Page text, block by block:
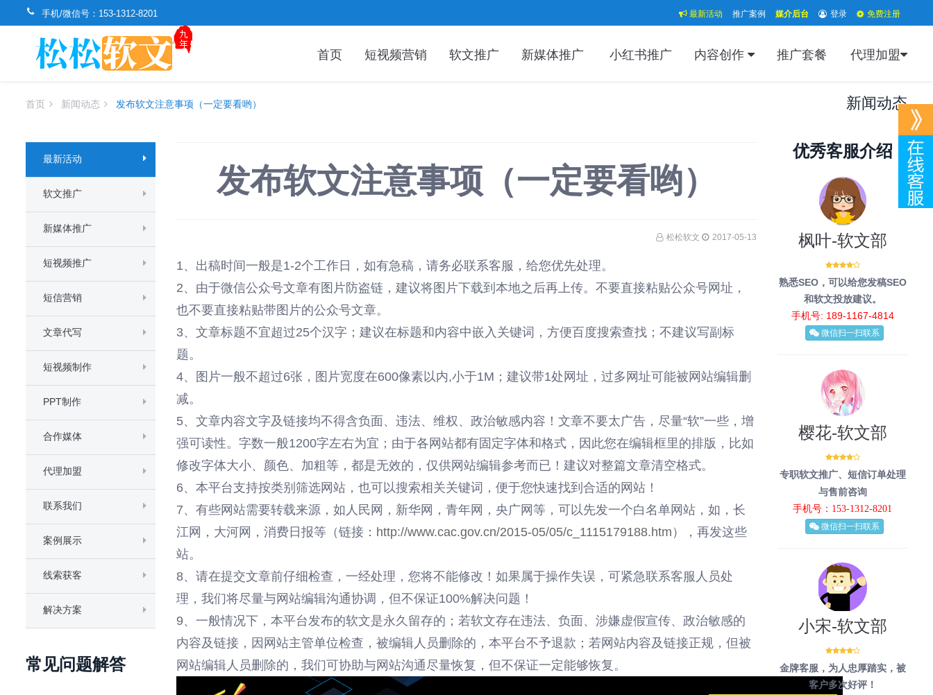
手机/微信号： 153-1312-8201 最新活动 推广案例 媒介后台 登录 免费注册
首页 短视频营销 软文推广 新媒体推广 小红书推广 内容创作 推广套餐 代理加盟
首页 新闻动态 发布软文注意事项（一定要看哟） 新闻动态
最新活动
软文推广
新媒体推广
短视频推广
短信营销
文章代写
短视频制作
PPT制作
合作媒体
代理加盟
联系我们
案例展示
线索获客
解决方案
常见问题解答
发布软文注意事项（一定要看哟）
松松软文 2017-05-13
1、出稿时间一般是1-2个工作日，如有急稿，请务必联系客服，给您优先处理。
2、由于微信公众号文章有图片防盗链，建议将图片下载到本地之后再上传。不要直接粘贴公众号网址，
也不要直接粘贴带图片的公众号文章。
3、文章标题不宜超过25个汉字；建议在标题和内容中嵌入关键词，方便百度搜索查找；不建议写副标
题。
4、图片一般不超过6张，图片宽度在600像素以内,小于1M；建议带1处网址，过多网址可能被网站编辑删
减。
5、文章内容文字及链接均不得含负面、违法、维权、政治敏感内容！文章不要太广告，尽量“软”一些，增
强可读性。字数一般1200字左右为宜；由于各网站都有固定字体和格式，因此您在编辑框里的排版，比如
修改字体大小、颜色、加粗等，都是无效的，仅供网站编辑参考而已！建议对整篇文章清空格式。
6、本平台支持按类别筛选网站，也可以搜索相关关键词，便于您快速找到合适的网站！
7、有些网站需要转载来源，如人民网，新华网，青年网，央广网等，可以先发一个白名单网站，如，长
江网，大河网，消费日报等（链接： http://www.cac.gov.cn/2015-05/05/c_1115179188.htm ），再发这些
站。
8、请在提交文章前仔细检查，一经处理，您将不能修改！如果属于操作失误，可紧急联系客服人员处
理，我们将尽量与网站编辑沟通协调，但不保证100%解决问题！
9、一般情况下，本平台发布的软文是永久留存的；若软文存在违法、负面、涉嫌虚假宣传、政治敏感的
内容及链接，因网站主管单位检查，被编辑人员删除的，本平台不予退款；若网站内容及链接正规，但被
网站编辑人员删除的，我们可协助与网站沟通尽量恢复，但不保证一定能够恢复。
优秀客服介绍
枫叶-软文部
熟悉SEO，可以给您发稿SEO
和软文投放建议。
手机号: 189-1167-4814
微信扫一扫联系
樱花-软文部
专职软文推广、短信订单处理
与售前咨询
手机号：153-1312-8201
微信扫一扫联系
小宋-软文部
金牌客服，为人忠厚踏实，被
客户多次好评！